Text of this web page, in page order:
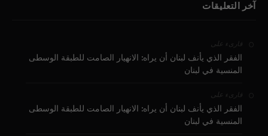
آخر التعليقات
قارىء على
الفقر الذي يأنف لبنان أن يراه: الانهيار الصامت للطبقة الوسطى
المنسية في لبنان
قارىء على
الفقر الذي يأنف لبنان أن يراه: الانهيار الصامت للطبقة الوسطى
المنسية في لبنان